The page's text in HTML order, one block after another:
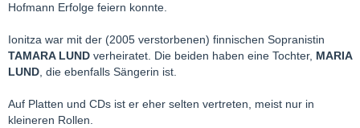
Hofmann Erfolge feiern konnte.
Ionitza war mit der (2005 verstorbenen) finnischen Sopranistin
TAMARA LUND verheiratet. Die beiden haben eine Tochter, MARIA
LUND , die ebenfalls Sängerin ist.
Auf Platten und CDs ist er eher selten vertreten, meist nur in
kleineren Rollen.